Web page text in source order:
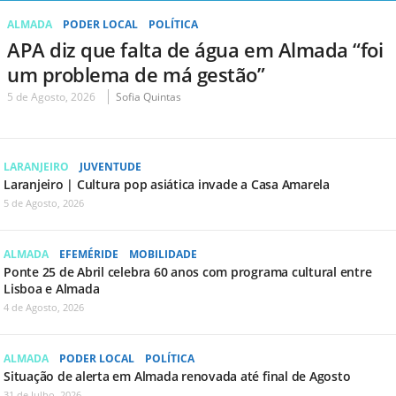
ALMADA PODER LOCAL POLÍTICA
APA diz que falta de água em Almada “foi
um problema de má gestão”
5 de Agosto, 2026 Sofia Quintas
LARANJEIRO JUVENTUDE
Laranjeiro | Cultura pop asiática invade a Casa Amarela
5 de Agosto, 2026
ALMADA EFEMÉRIDE MOBILIDADE
Ponte 25 de Abril celebra 60 anos com programa cultural entre
Lisboa e Almada
4 de Agosto, 2026
ALMADA PODER LOCAL POLÍTICA
Situação de alerta em Almada renovada até final de Agosto